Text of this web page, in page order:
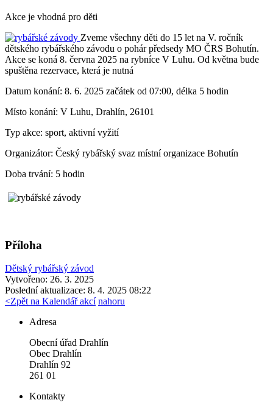
Akce je vhodná pro děti
Zveme všechny děti do 15 let na V. ročník
dětského rybářského závodu o pohár předsedy MO ČRS Bohutín.
Akce se koná 8. června 2025 na rybníce V Luhu. Od května bude
spuštěna rezervace, která je nutná
Datum konání: 8. 6. 2025 začátek od 07:00, délka 5 hodin
Místo konání: V Luhu, Drahlín, 26101
Typ akce: sport, aktivní vyžití
Organizátor: Český rybářský svaz místní organizace Bohutín
Doba trvání: 5 hodin
Příloha
Dětský rybářský závod
Vytvořeno: 26. 3. 2025
Poslední aktualizace: 8. 4. 2025 08:22
<Zpět na Kalendář akcí nahoru
Adresa
Obecní úřad Drahlín
Obec Drahlín
Drahlín 92
261 01
Kontakty